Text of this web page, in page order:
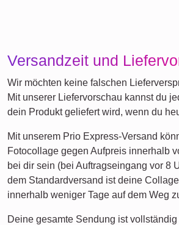
Versandzeit und
Wir möchten keine falschen
Mit unserer Liefervorschau kannst du
dein Produkt geliefert wird, wenn du
Mit unserem Prio Express-Versand
Fotocollage gegen Aufpreis innerhalb
bei dir sein (bei Auftragseingang vor 8
dem Standardversand ist deine
innerhalb weniger Tage auf dem Weg
Deine gesamte Sendung ist vollständig